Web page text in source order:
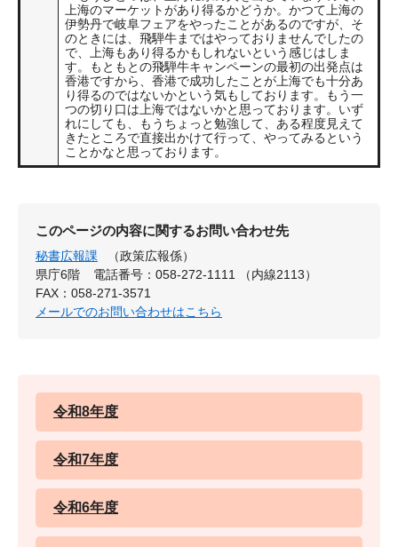
上海のマーケットがあり得るかどうか。かつて上海の
伊勢丹で岐阜フェアをやったことがあるのですが、そ
のときには、飛騨牛まではやっておりませんでしたの
で、上海もあり得るかもしれないという感じはしま
す。もともとの飛騨牛キャンペーンの最初の出発点は
香港ですから、香港で成功したことが上海でも十分あ
り得るのではないかという気もしております。もう一
つの切り口は上海ではないかと思っております。いず
れにしても、もうちょっと勉強して、ある程度見えて
きたところで直接出かけて行って、やってみるという
ことかなと思っております。
このページの内容に関するお問い合わせ先
秘書広報課
（政策広報係）
県庁6階
電話番号：058-272-1111 （内線2113）
FAX：058-271-3571
メールでのお問い合わせはこちら
令和8年度
令和7年度
令和6年度